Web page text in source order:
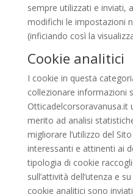
sempre utilizzati e inviati,
modifichi le impostazioni
(inficiando così la
Cookie analitici
I cookie in questa
collezionare informazioni
Otticadelcorsoravanusa.it
merito ad analisi
migliorare l’utilizzo del
interessanti e attinenti ai
tipologia di cookie
sull’attività dell’utenza e
cookie analitici sono